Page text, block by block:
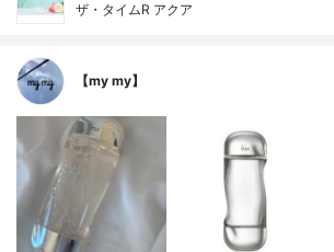
ザ・タイムR アクア
【my my】